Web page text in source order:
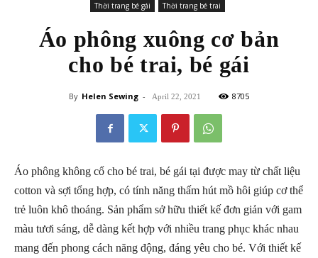
Thời trang bé gái Thời trang bé trai
Áo phông xuông cơ bản
cho bé trai, bé gái
By Helen Sewing - April 22, 2021 8705
Áo phông không cổ cho bé trai, bé gái tại được may từ chất liệu
cotton và sợi tổng hợp, có tính năng thấm hút mồ hôi giúp cơ thể
trẻ luôn khô thoáng. Sản phẩm sở hữu thiết kế đơn giản với gam
màu tươi sáng, dễ dàng kết hợp với nhiều trang phục khác nhau
mang đến phong cách năng động, đáng yêu cho bé. Với thiết kế